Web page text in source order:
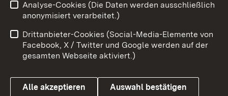
Analyse-Cookies (Die Daten werden ausschließlich
anonymisiert verarbeitet.)
Drittanbieter-Cookies (Social-Media-Elemente von
Facebook, X / Twitter und Google werden auf der
gesamten Webseite aktiviert.)
Alle akzeptieren Auswahl bestätigen